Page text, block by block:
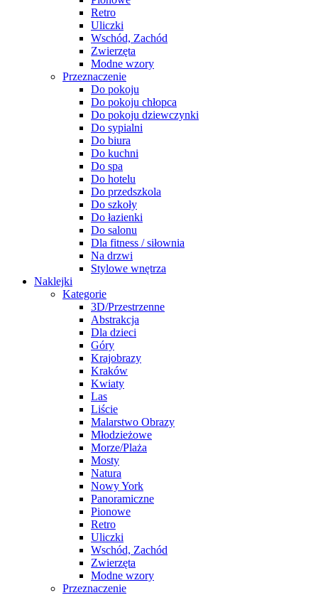
Retro
Uliczki
Wschód, Zachód
Zwierzęta
Modne wzory
Przeznaczenie
Do pokoju
Do pokoju chłopca
Do pokoju dziewczynki
Do sypialni
Do biura
Do kuchni
Do spa
Do hotelu
Do przedszkola
Do szkoły
Do łazienki
Do salonu
Dla fitness / siłownia
Na drzwi
Stylowe wnętrza
Naklejki
Kategorie
3D/Przestrzenne
Abstrakcja
Dla dzieci
Góry
Krajobrazy
Kraków
Kwiaty
Las
Liście
Malarstwo Obrazy
Młodzieżowe
Morze/Plaża
Mosty
Natura
Nowy York
Panoramiczne
Pionowe
Retro
Uliczki
Wschód, Zachód
Zwierzęta
Modne wzory
Przeznaczenie